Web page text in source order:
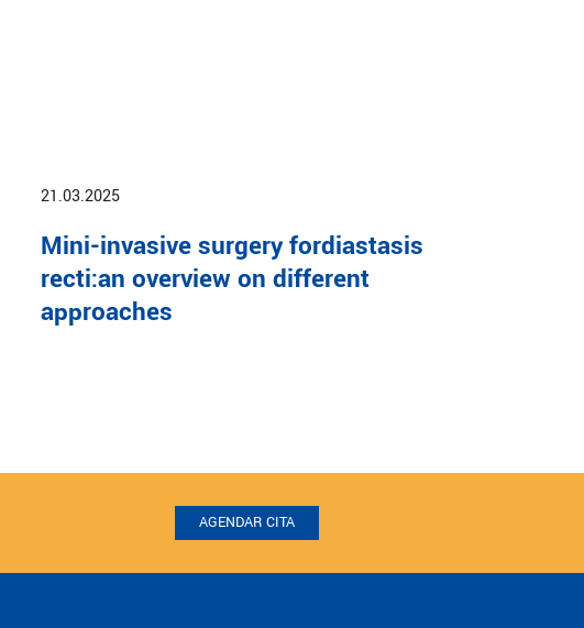
21.03.2025
Mini-invasive surgery fordiastasis
recti:an overview on different
approaches
AGENDAR CITA